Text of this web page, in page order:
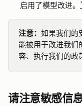
启用了模型改进。
注意： 如果我们的
能被用于改进我们
容、执行我们的政
请注意敏感信